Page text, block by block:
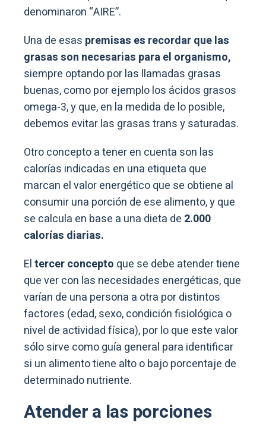
denominaron “AIRE”.
Una de esas premisas es recordar que las
grasas son necesarias para el organismo,
siempre optando por las llamadas grasas
buenas, como por ejemplo los ácidos grasos
omega-3, y que, en la medida de lo posible,
debemos evitar las grasas trans y saturadas.
Otro concepto a tener en cuenta son las
calorías indicadas en una etiqueta que
marcan el valor energético que se obtiene al
consumir una porción de ese alimento, y que
se calcula en base a una dieta de 2.000
calorías diarias.
Eltercer concepto que se debe atender tiene
que ver con las necesidades energéticas, que
varían de una persona a otra por distintos
factores (edad, sexo, condición fisiológica o
nivel de actividad física), por lo que este valor
sólo sirve como guía general para identificar
si un alimento tiene alto o bajo porcentaje de
determinado nutriente.
Atender a las porciones